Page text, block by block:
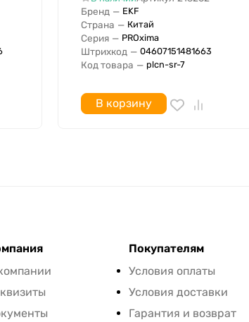
Бренд — EKF
Страна — Китай
Серия — PROxima
Штрихкод — 04607151481663
Код товара — plcn-sr-7
В корзину
Покупателям
Условия оплаты
Условия доставки
Гарантия и возврат